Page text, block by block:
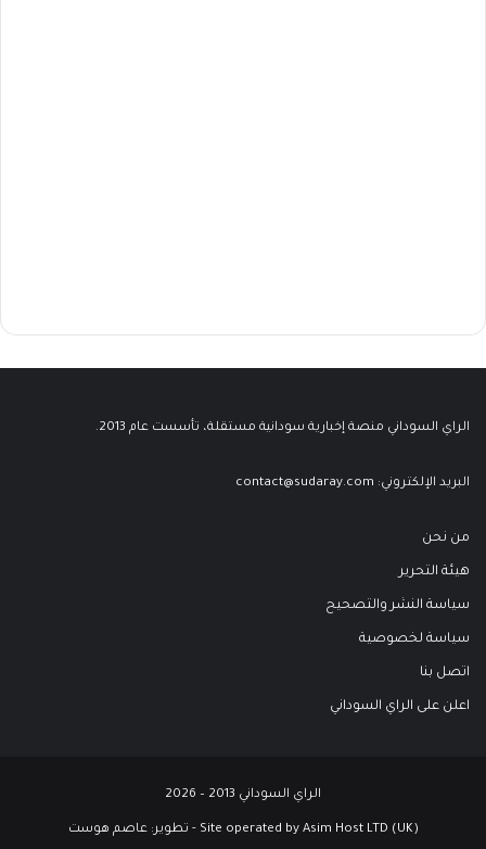
الراي السوداني منصة إخبارية سودانية مستقلة، تأسست عام 2013.
البريد الإلكتروني: contact@sudaray.com
من نحن
هيئة التحرير
سياسة النشر والتصحيح
سياسة لخصوصية
اتصل بنا
اعلن على الراي السوداني
الراي السوداني 2013 – 2026
Site operated by Asim Host LTD (UK) - تطوير: عاصم هوست